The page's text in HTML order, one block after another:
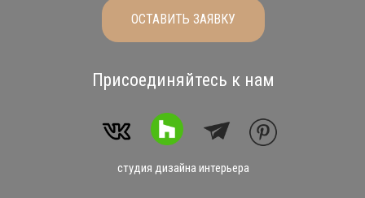
Присоединяйтесь к нам
студия дизайна интерьера
ОСТАВИТЬ ЗАЯВКУ